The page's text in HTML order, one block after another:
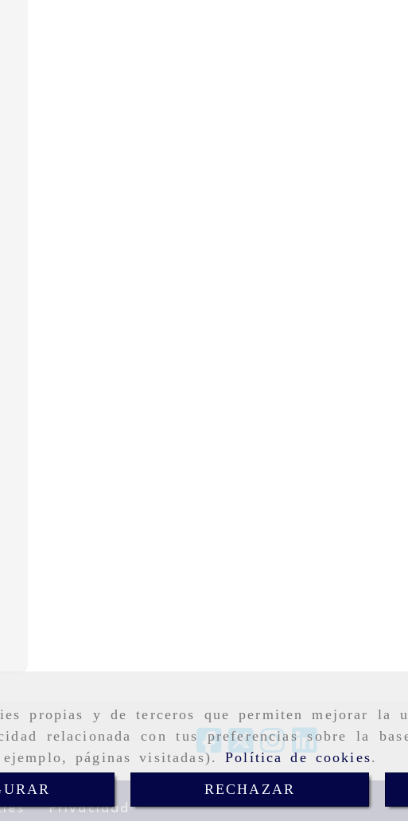
propias y de terceros que permiten mejorar la
relacionada con tus preferencias sobre la
páginas visitadas).Política de cookies.
RECHAZAR
Privacidad